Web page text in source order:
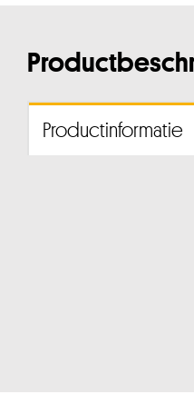
Productinformatie